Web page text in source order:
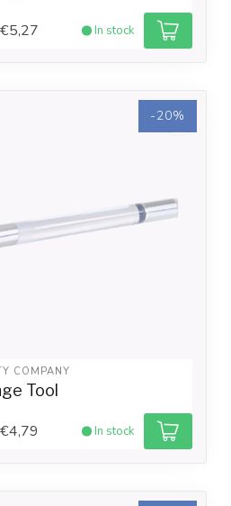
€5,27 In stock
-20%
COMPANY
Tool
€4,79 In stock